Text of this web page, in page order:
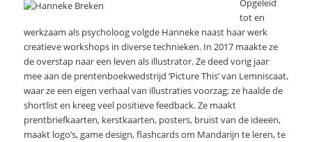
Opgeleid
tot en
werkzaam als psycholoog volgde Hanneke naast haar werk
creatieve workshops in diverse technieken. In 2017 maakte ze
de overstap naar een leven als illustrator. Ze deed vorig jaar
mee aan de prentenboekwedstrijd ‘Picture This’ van Lemniscaat,
waar ze een eigen verhaal van illustraties voorzag; ze haalde de
shortlist en kreeg veel positieve feedback. Ze maakt
prentbriefkaarten, kerstkaarten, posters, bruist van de ideeën,
maakt logo’s, game design, flashcards om Mandarijn te leren, te